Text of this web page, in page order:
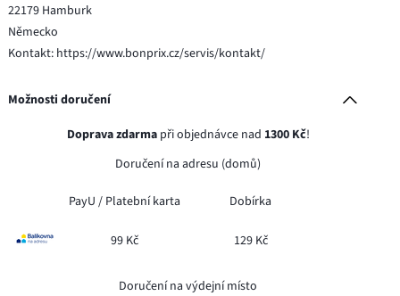
22179 Hamburk
Německo
Kontakt: https://www.bonprix.cz/servis/kontakt/
Možnosti doručení
Doprava zdarmapři objednávce nad 1300 Kč!
Doručení na adresu (domů)
PayU / Platební karta Dobírka
99 Kč 129 Kč
Doručení na výdejní místo